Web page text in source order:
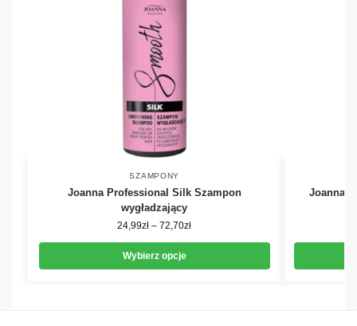
SZAMPONY
Joanna Professional Silk Szampon
wygładzający
24,99zł – 72,70zł
Wybierz opcje
Joanna